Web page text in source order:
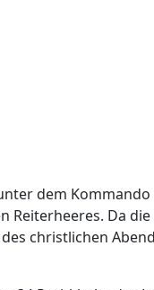
dem
Da
christlichen